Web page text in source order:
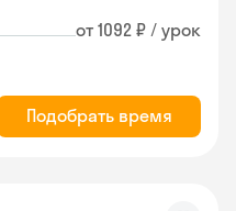
от 1092 ₽ / урок
Подобрать время